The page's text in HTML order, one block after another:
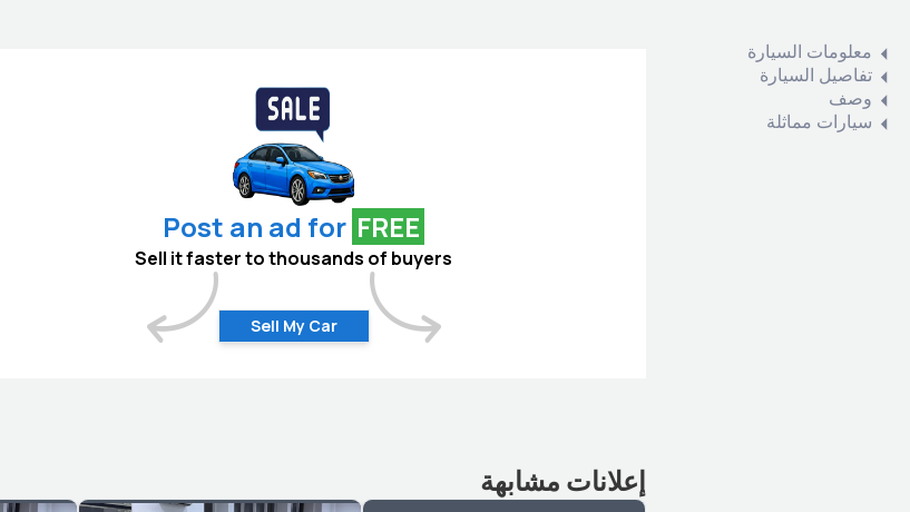
معلومات السيارة
تفاصيل السيارة
وصف
سيارات مماثلة
Post an ad for FREE
Sell it faster to thousands of buyers
Sell My Car
إعلانات مشابهة